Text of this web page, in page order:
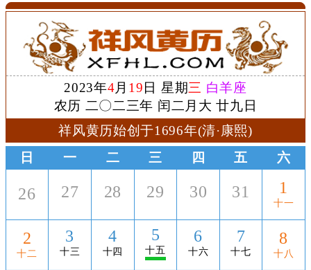
2023年4月 19 日 星期三 白羊座
农历 二〇二三年 闰二月大 廿九日
祥风黄历始创于1696年(清·康熙)
日
一 二 三 四 五 六
26 27 28 29 30 31 1
十一
2
十二
3
十三
4
十四
5
十五
6
十六
7
十七
8
十八